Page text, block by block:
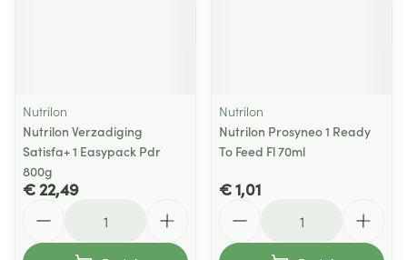
Nutrilon
Nutrilon Verzadiging
Satisfa+ 1 Easypack Pdr
800g
€ 22,49
Nutrilon
Nutrilon Prosyneo 1 Ready
To Feed Fl 70ml
€ 1,01